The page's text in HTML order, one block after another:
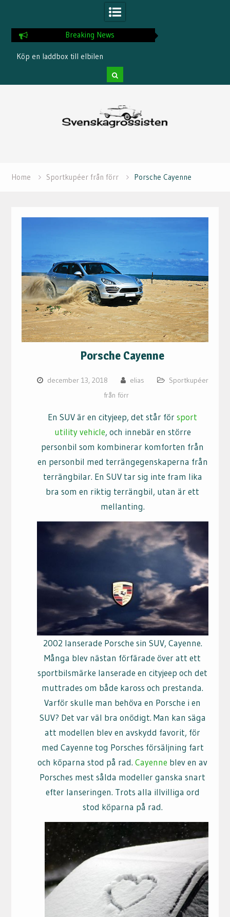
Breaking News
Köp en laddbox till elbilen
Home Sportkupéer från förr Porsche Cayenne
Porsche Cayenne
december 13, 2018 elias
Sportkupéer
från förr
En SUV är en cityjeep, det står försport
utility vehicle, och innebär en större
personbil som kombinerar komforten från
en personbil med terrängegenskaperna från
terrängbilar. En SUV tar sig inte fram lika
bra som en riktig terrängbil, utan är ett
mellanting.
2002 lanserade Porsche sin SUV, Cayenne.
Många blev nästan förfärade över att ett
sportbilsmärke lanserade en cityjeep och det
muttrades om både kaross och prestanda.
Varför skulle man behöva en Porsche i en
SUV? Det var väl bra onödigt. Man kan säga
att modellen blev en avskydd favorit, för
med Cayenne tog Porsches försäljning fart
och köparna stod på rad.Cayenne blev en av
Porsches mest sålda modeller ganska snart
efter lanseringen. Trots alla illvilliga ord
stod köparna på rad.